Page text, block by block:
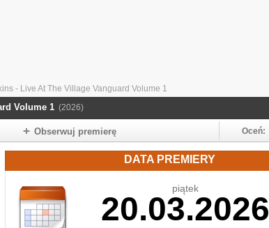
- Live At The Village Vanguard Volume 1
Volume 1 (2026)
Obserwuj premierę Oceń:
DATA PREMIERY
piątek
20.03.2026